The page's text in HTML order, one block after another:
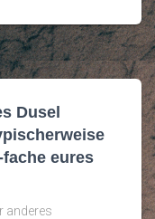
Dusel
eures
anderes